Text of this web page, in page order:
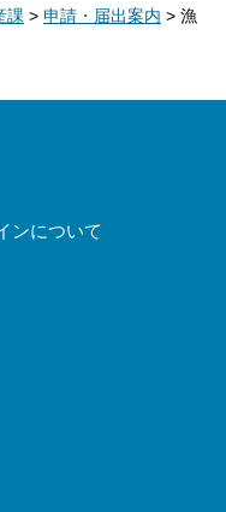
課 > 申請・届出案内 > 漁
ンについて